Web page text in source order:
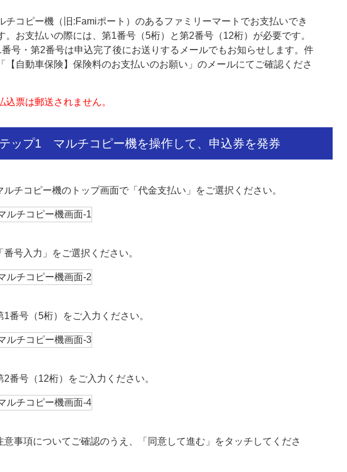
チコピー機（旧:Famiポート）のあるファミリーマートでお支払いでき
。お支払いの際には、第1番号（5桁）と第2番号（12桁）が必要です。
号・第2番号は申込完了後にお送りするメールでもお知らせします。件
【自動車保険】保険料のお支払いのお願い」のメールにてご確認くださ
込票は郵送されません。
ップ1 マルチコピー機を操作して、申込券を発券
ルチコピー機のトップ画面で「代金支払い」をご選択ください。
番号入力」をご選択ください。
1番号（5桁）をご入力ください。
2番号（12桁）をご入力ください。
意事項についてご確認のうえ、「同意して進む」をタッチしてくださ